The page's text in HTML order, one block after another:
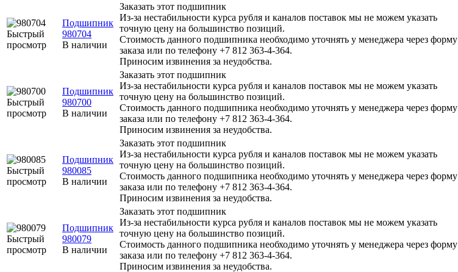
Быстрый
просмотр
Подшипник
980704
В наличии
Заказать этот подшипник
Из-за нестабильности курса рубля и каналов поставок мы не можем указать
точную цену на большинство позиций.
Стоимость данного подшипника необходимо уточнять у менеджера через форму
заказа или по телефону +7 812 363-4-364.
Приносим извинения за неудобства.
Быстрый
просмотр
Подшипник
980700
В наличии
Заказать этот подшипник
Из-за нестабильности курса рубля и каналов поставок мы не можем указать
точную цену на большинство позиций.
Стоимость данного подшипника необходимо уточнять у менеджера через форму
заказа или по телефону +7 812 363-4-364.
Приносим извинения за неудобства.
Быстрый
просмотр
Подшипник
980085
В наличии
Заказать этот подшипник
Из-за нестабильности курса рубля и каналов поставок мы не можем указать
точную цену на большинство позиций.
Стоимость данного подшипника необходимо уточнять у менеджера через форму
заказа или по телефону +7 812 363-4-364.
Приносим извинения за неудобства.
Быстрый
просмотр
Подшипник
980079
В наличии
Заказать этот подшипник
Из-за нестабильности курса рубля и каналов поставок мы не можем указать
точную цену на большинство позиций.
Стоимость данного подшипника необходимо уточнять у менеджера через форму
заказа или по телефону +7 812 363-4-364.
Приносим извинения за неудобства.